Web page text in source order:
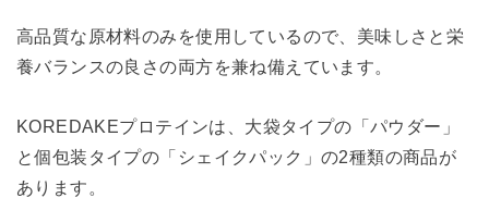
高品質な原材料のみを使用しているので、美味しさと栄
養バランスの良さの両方を兼ね備えています。
KOREDAKEプロテインは、大袋タイプの「パウダー」
と個包装タイプの「シェイクパック」の2種類の商品が
あります。